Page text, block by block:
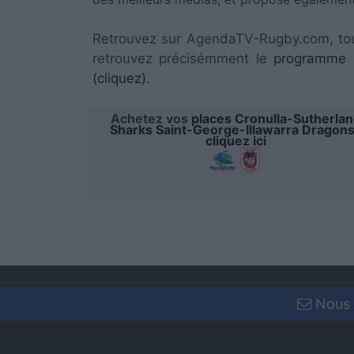
Retrouvez sur AgendaTV-Rugby.com,
retrouvez précisémment le programme
(cliquez).
Achetez vos places Cronulla-
Sharks Saint-George-Illawarra
cliquez ici